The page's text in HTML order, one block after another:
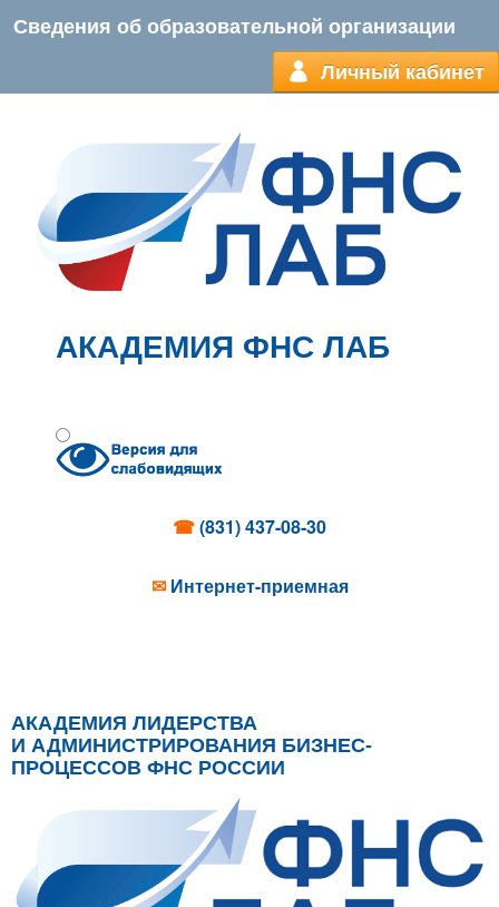
Сведения об образовательной организации
Личный кабинет
АКАДЕМИЯ ФНС ЛАБ
☎(831) 437-08-30
✉ Интернет-приемная
АКАДЕМИЯ ЛИДЕРСТВА
И АДМИНИСТРИРОВАНИЯ БИЗНЕС-
ПРОЦЕССОВ ФНС РОССИИ